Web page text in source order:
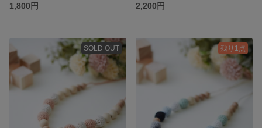
1,800円
2,200円
SOLD OUT 残り1点